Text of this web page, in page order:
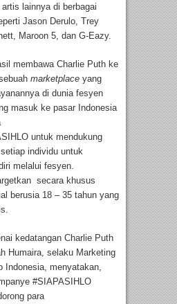
lainnya di berbagai
Jason Derulo, Trey
Maroon 5, dan G-Eazy.
membawa Charlie Puth ke
marketplace yang
di dunia fesyen
masuk ke pasar Indonesia
untuk mendukung
individu untuk
melalui fesyen.
secara khusus
berusia 18 – 35 tahun yang
kedatangan Charlie Puth
Humaira, selaku Marketing
Indonesia, menyatakan,
#SIAPASIHLO
para